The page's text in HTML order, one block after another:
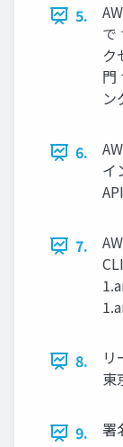
5.
で
ク
門
ン
6.
イ
7.
8.
リ
東
9. 署